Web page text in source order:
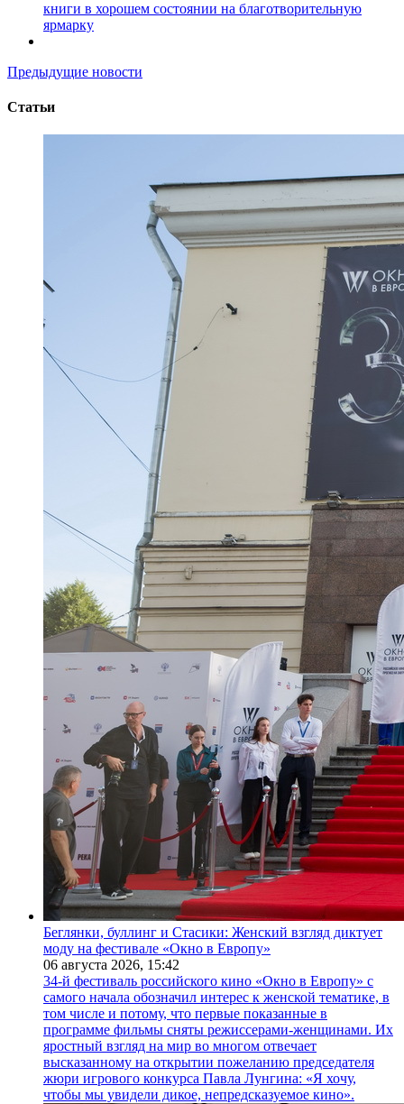
книги в хорошем состоянии на благотворительную
ярмарку
Предыдущие новости
Статьи
Беглянки, буллинг и Стасики: Женский взгляд диктует
моду на фестивале «Окно в Европу»
06 августа 2026, 15:42
34-й фестиваль российского кино «Окно в Европу» с
самого начала обозначил интерес к женской тематике, в
том числе и потому, что первые показанные в
программе фильмы сняты режиссерами-женщинами. Их
яростный взгляд на мир во многом отвечает
высказанному на открытии пожеланию председателя
жюри игрового конкурса Павла Лунгина: «Я хочу,
чтобы мы увидели дикое, непредсказуемое кино».